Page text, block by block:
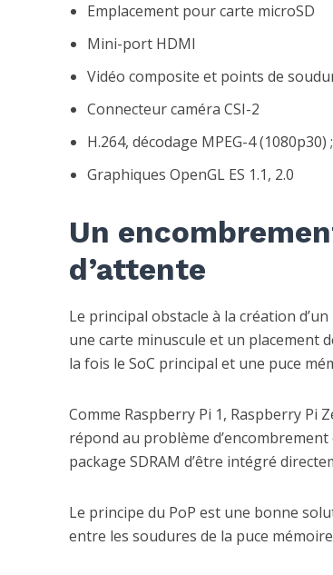
Emplacement pour carte microSD
Mini-port HDMI
Vidéo composite et points de
Connecteur caméra CSI-2
H.264, décodage MPEG-4
Graphiques OpenGL ES 1.1, 2.0
Un
d’attente
Le principal obstacle à la création
une carte minuscule et un placement
la fois le SoC principal et une puce
Comme Raspberry Pi 1, Raspberry Pi
répond au problème
package SDRAM d’être intégré
Le principe du PoP est une bonne
entre les soudures de la puce